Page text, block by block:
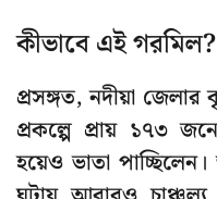
কীভাবে এই গরমিল?
প্রসঙ্গত, নদীয়া জেলার
প্রকল্পে প্রায় ১৭৩
হয়েও ভাতা